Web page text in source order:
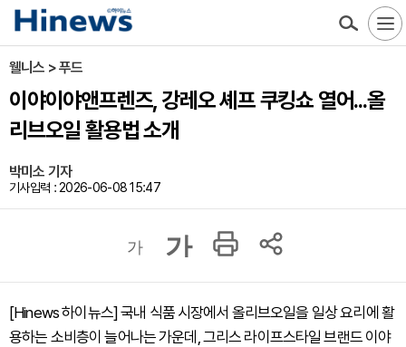
웰니스 > 푸드
이야이야앤프렌즈, 강레오 셰프 쿠킹쇼 열어...올
리브오일 활용법 소개
박미소 기자
기사입력 : 2026-06-08 15:47
가 가
[Hinews 하이뉴스] 국내 식품 시장에서 올리브오일을 일상 요리에 활
용하는 소비층이 늘어나는 가운데, 그리스 라이프스타일 브랜드 이야